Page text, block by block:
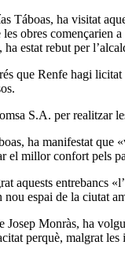
Táboas, ha visitat
obres començarien
estat rebut per
que Renfe hagi
S.A. per realitzar
ha manifestat que
el millor confort pels
aquests entrebancs
espai de la ciutat
Josep Monràs, ha
perquè, malgrat